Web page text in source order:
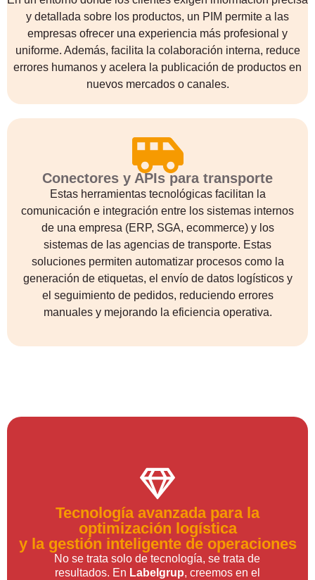
y detallada sobre los productos, un PIM permite a las
empresas ofrecer una experiencia más profesional y
uniforme. Además, facilita la colaboración interna, reduce
errores humanos y acelera la publicación de productos en
nuevos mercados o canales.
Conectores y APIs para transporte
Estas herramientas tecnológicas facilitan la
comunicación e integración entre los sistemas internos
de una empresa (ERP, SGA, ecommerce) y los
sistemas de las agencias de transporte. Estas
soluciones permiten automatizar procesos como la
generación de etiquetas, el envío de datos logísticos y
el seguimiento de pedidos, reduciendo errores
manuales y mejorando la eficiencia operativa.
Tecnología avanzada para la
optimización logística
y la gestión inteligente de operaciones
No se trata solo de tecnología, se trata de
resultados. En Labelgrup, creemos en el